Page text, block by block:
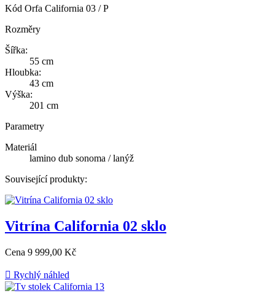
Kód Orfa California 03 / P
Rozměry
Šířka:
55 cm
Hloubka:
43 cm
Výška:
201 cm
Parametry
Materiál
lamino dub sonoma / lanýž
Související produkty:
Vitrína California 02 sklo
Cena 9 999,00 Kč
 Rychlý náhled